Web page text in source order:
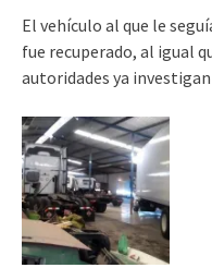
El vehículo al que le
fue recuperado, al igual
autoridades ya investigan